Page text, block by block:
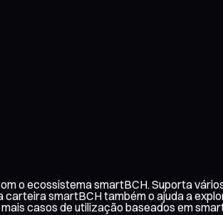
o ecossistema smartBCH. Suporta
smartBCH também o ajuda a
casos de utilização baseados em